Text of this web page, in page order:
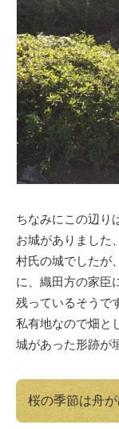
ちなみにこの辺り
お城がありました
村氏の城でしたが
に、織田方の家臣
残っているそうで
私有地なので畑と
城があった形跡が
桜の季節は舟